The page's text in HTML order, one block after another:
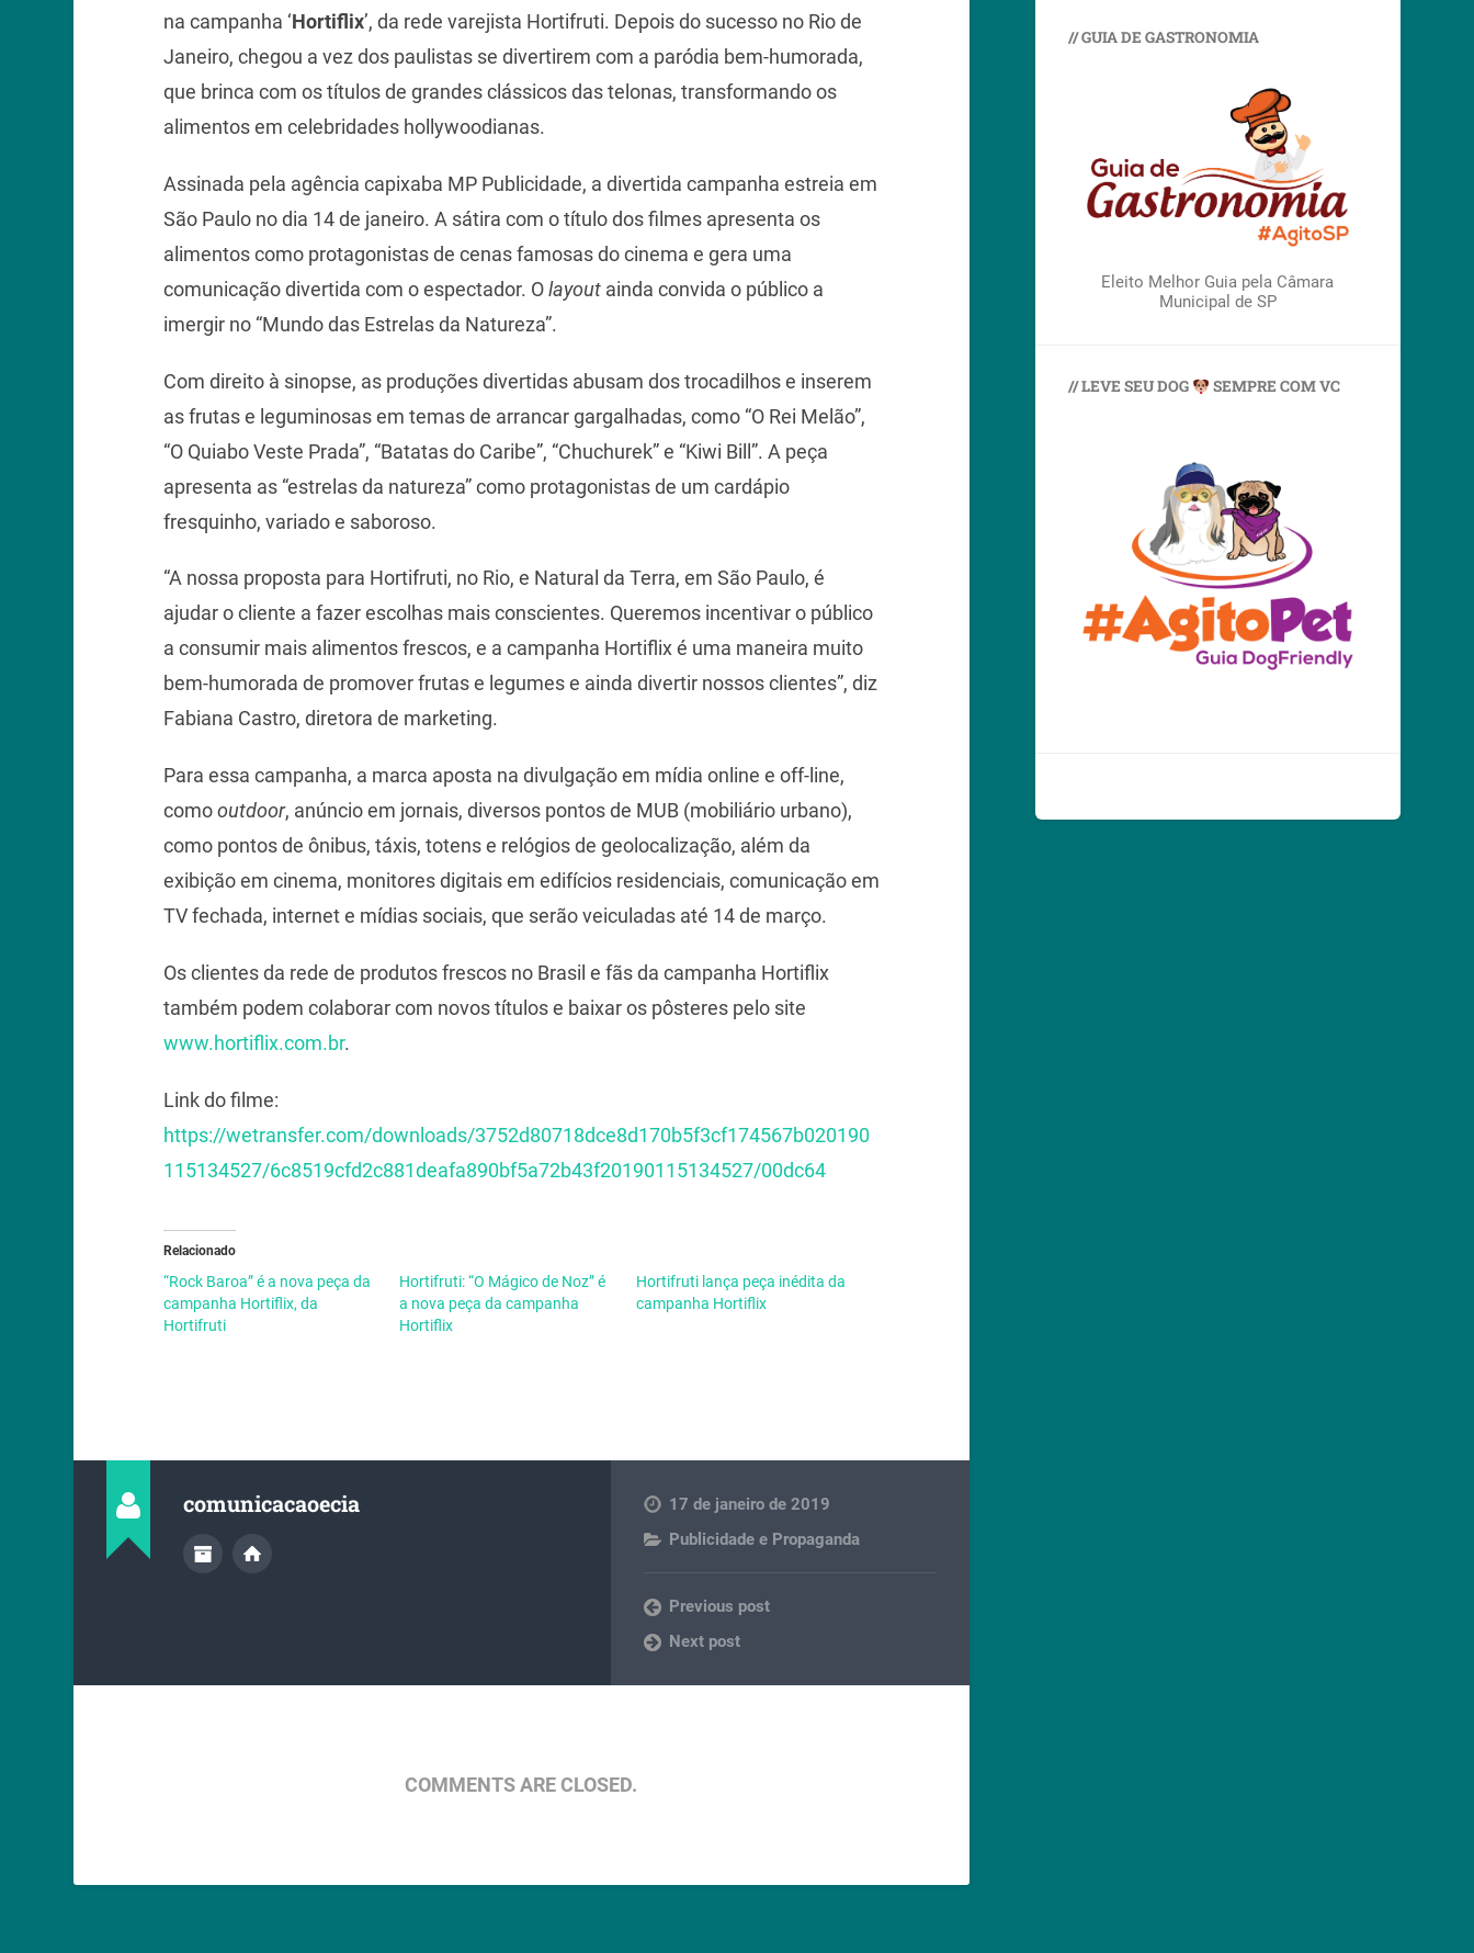
na campanha ‘Hortiflix’, da rede varejista Hortifruti. Depois do sucesso no Rio de
Janeiro, chegou a vez dos paulistas se divertirem com a paródia bem-humorada,
que brinca com os títulos de grandes clássicos das telonas, transformando os
alimentos em celebridades hollywoodianas.
Assinada pela agência capixaba MP Publicidade, a divertida campanha estreia em
São Paulo no dia 14 de janeiro. A sátira com o título dos filmes apresenta os
alimentos como protagonistas de cenas famosas do cinema e gera uma
comunicação divertida com o espectador. Olayoutainda convida o público a
imergir no “Mundo das Estrelas da Natureza”.
Com direito à sinopse, as produções divertidas abusam dos trocadilhos e inserem
as frutas e leguminosas em temas de arrancar gargalhadas, como “O Rei Melão”,
“O Quiabo Veste Prada”, “Batatas do Caribe”, “Chuchurek” e “Kiwi Bill”. A peça
apresenta as “estrelas da natureza” como protagonistas de um cardápio
fresquinho, variado e saboroso.
“A nossa proposta para Hortifruti, no Rio, e Natural da Terra, em São Paulo, é
ajudar o cliente a fazer escolhas mais conscientes. Queremos incentivar o público
a consumir mais alimentos frescos, e a campanha Hortiflix é uma maneira muito
bem-humorada de promover frutas e legumes e ainda divertir nossos clientes”, diz
Fabiana Castro, diretora de marketing.
Para essa campanha, a marca aposta na divulgação em mídia online e off-line,
comooutdoor, anúncio em jornais, diversos pontos de MUB (mobiliário urbano),
como pontos de ônibus, táxis, totens e relógios de geolocalização, além da
exibição em cinema, monitores digitais em edifícios residenciais, comunicação em
TV fechada, internet e mídias sociais, que serão veiculadas até 14 de março.
Os clientes da rede de produtos frescos no Brasil e fãs da campanha Hortiflix
também podem colaborar com novos títulos e baixar os pôsteres pelo site
www.hortiflix.com.br.
Link do filme:
https://wetransfer.com/downloads/3752d80718dce8d170b5f3cf174567b020190
115134527/6c8519cfd2c881deafa890bf5a72b43f20190115134527/00dc64
Relacionado
“Rock Baroa” é a nova peça da
campanha Hortiflix, da
Hortifruti
Hortifruti: “O Mágico de Noz” é
a nova peça da campanha
Hortiflix
Hortifruti lança peça inédita da
campanha Hortiflix
comunicacaoecia
17 de janeiro de 2019
Publicidade e Propaganda
Previous post
Next post
COMMENTS ARE CLOSED.
// GUIA DE GASTRONOMIA
Eleito Melhor Guia pela Câmara
Municipal de SP
// LEVE SEU DOG SEMPRE COM VC